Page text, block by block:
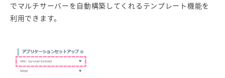
でマルチサーバーを自動構築してくれるテンプレート機能を
利用できます。